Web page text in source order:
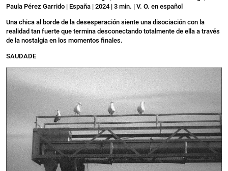
Paula Pérez Garrido | España | 2024 | 3 min. | V. O. en español
Una chica al borde de la desesperación siente una disociación con la
realidad tan fuerte que termina desconectando totalmente de ella a través
de la nostalgia en los momentos finales.
SAUDADE